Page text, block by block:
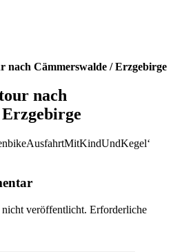
nach Cämmerswalde / Erzgebirge
nach
veröffentlicht. Erforderliche